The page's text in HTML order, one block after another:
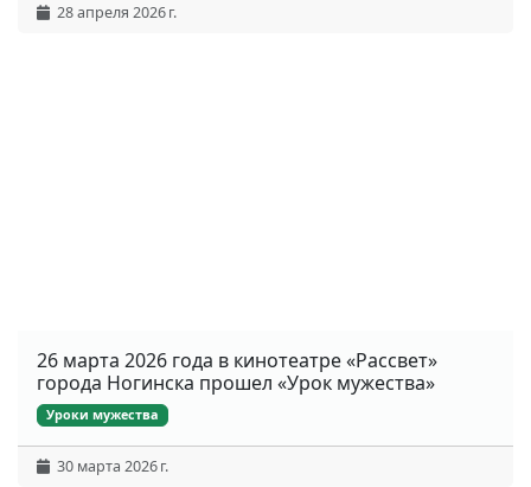
28 апреля 2026 г.
26 марта 2026 года в кинотеатре «Рассвет»
города Ногинска прошел «Урок мужества»
Уроки мужества
30 марта 2026 г.